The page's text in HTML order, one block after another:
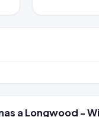
a Longwood -